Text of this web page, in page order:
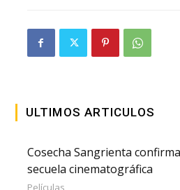
ULTIMOS ARTICULOS
Cosecha Sangrienta
secuela cinematográfica
Películas